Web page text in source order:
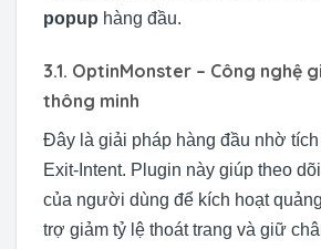
popup hàng đầu.
3.1. OptinMonster – Công nghệ
thông minh
Đây là giải pháp hàng đầu nhờ
Exit-Intent. Plugin này giúp theo
của người dùng để kích hoạt
trợ giảm tỷ lệ thoát trang và giữ